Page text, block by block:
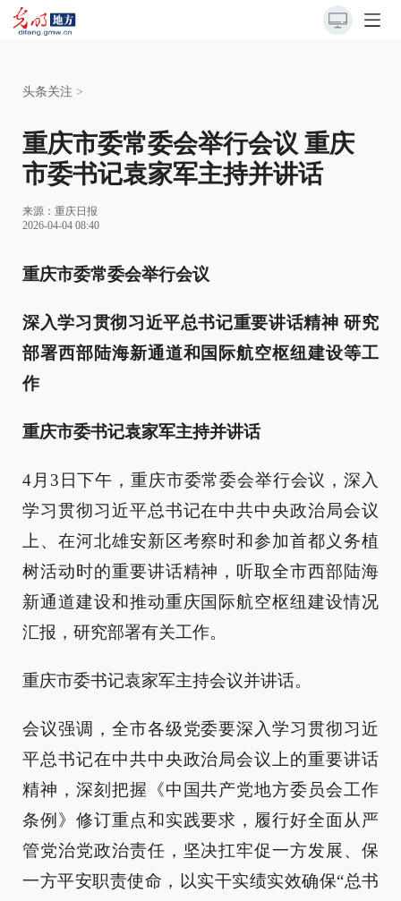
头条关注 >
重庆市委常委会举行会议 重庆
市委书记袁家军主持并讲话
来源： 重庆日报
2026-04-04 08:40
重庆市委常委会举行会议
深入学习贯彻习近平总书记重要讲话精神 研究
部署西部陆海新通道和国际航空枢纽建设等工
作
重庆市委书记袁家军主持并讲话
4月3日下午，重庆市委常委会举行会议，深入
学习贯彻习近平总书记在中共中央政治局会议
上、在河北雄安新区考察时和参加首都义务植
树活动时的重要讲话精神，听取全市西部陆海
新通道建设和推动重庆国际航空枢纽建设情况
汇报，研究部署有关工作。
重庆市委书记袁家军主持会议并讲话。
会议强调，全市各级党委要深入学习贯彻习近
平总书记在中共中央政治局会议上的重要讲话
精神，深刻把握《中国共产党地方委员会工作
条例》修订重点和实践要求，履行好全面从严
管党治党政治责任，坚决扛牢促一方发展、保
一方平安职责使命，以实干实绩实效确保“总书